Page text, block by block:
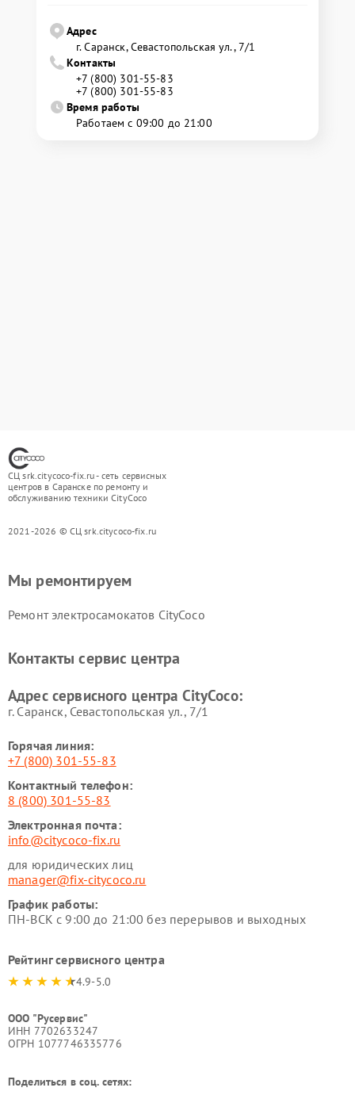
Адрес
г. Саранск, Севастопольская ул., 7/1
Контакты
+7 (800) 301-55-83
+7 (800) 301-55-83
Время работы
Работаем с 09:00 до 21:00
СЦ srk.citycoco-fix.ru - сеть сервисных
центров в Саранске по ремонту и
обслуживанию техники CityCoco
2021-2026 © СЦ srk.citycoco-fix.ru
Мы ремонтируем
Ремонт электросамокатов CityCoco
Контакты сервис центра
Адрес сервисного центра CityCoco:
г. Саранск, Севастопольская ул., 7/1
Горячая линия:
+7 (800) 301-55-83
Контактный телефон:
8 (800) 301-55-83
Электронная почта:
info@citycoco-fix.ru
для юридических лиц
manager@fix-citycoco.ru
График работы:
ПН-ВСК с 9:00 до 21:00 без перерывов и выходных
Рейтинг сервисного центра
4.9-5.0
ООО "Русервис"
ИНН 7702633247
ОГРН 1077746335776
Поделиться в соц. сетях: